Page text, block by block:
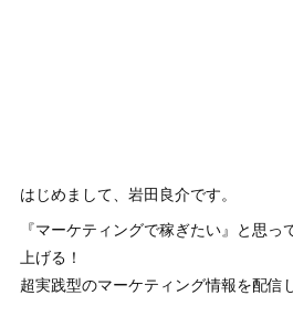
はじめまして、岩田良介です。
『マーケティングで稼ぎたい』と思
上げる！
超実践型のマーケティング情報を配信